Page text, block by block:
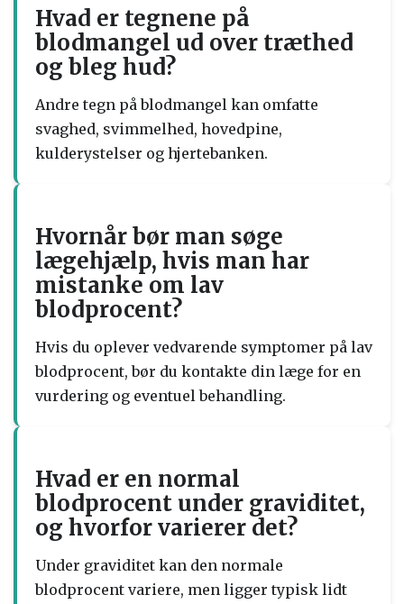
Hvad er tegnene på
blodmangel ud over træthed
og bleg hud?
Andre tegn på blodmangel kan omfatte
svaghed, svimmelhed, hovedpine,
kulderystelser og hjertebanken.
Hvornår bør man søge
lægehjælp, hvis man har
mistanke om lav
blodprocent?
Hvis du oplever vedvarende symptomer på lav
blodprocent, bør du kontakte din læge for en
vurdering og eventuel behandling.
Hvad er en normal
blodprocent under graviditet,
og hvorfor varierer det?
Under graviditet kan den normale
blodprocent variere, men ligger typisk lidt